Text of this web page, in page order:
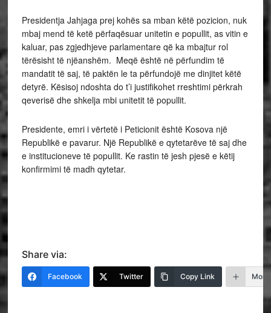
Presidentja Jahjaga prej kohës sa mban këtë pozicion, nuk
mbaj mend të ketë përfaqësuar unitetin e popullit, as vitin e
kaluar, pas zgjedhjeve parlamentare që ka mbajtur rol
tërësisht të njëanshëm. Meqë është në përfundim të
mandatit të saj, të paktën le ta përfundojë me dinjitet këtë
detyrë. Kësisoj ndoshta do t’i justifikohet rreshtimi përkrah
qeverisë dhe shkelja mbi unitetit të popullit.
Presidente, emri i vërtetë i Peticionit është Kosova një
Republikë e pavarur. Një Republikë e qytetarëve të saj dhe
e institucioneve të popullit. Ke rastin të jesh pjesë e këtij
konfirmimi të madh qytetar.
Share via:
Facebook Twitter Copy Link More